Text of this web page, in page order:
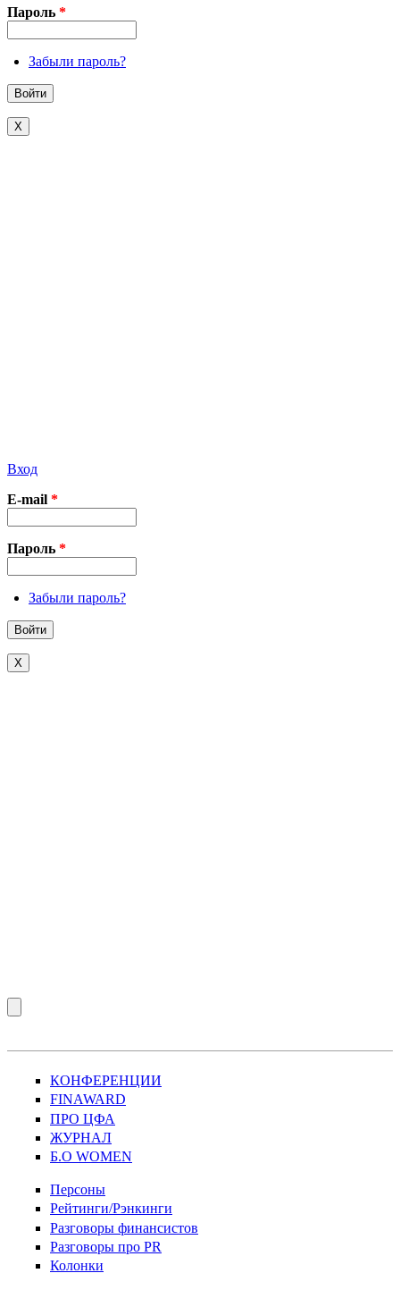
X
Пароль *
Забыли пароль?
X
Вход
E-mail *
Пароль *
Забыли пароль?
X
КОНФЕРЕНЦИИ
FINAWARD
ПРО ЦФА
ЖУРНАЛ
Б.О WOMEN
Персоны
Рейтинги/Рэнкинги
Разговоры финансистов
Разговоры про PR
Колонки